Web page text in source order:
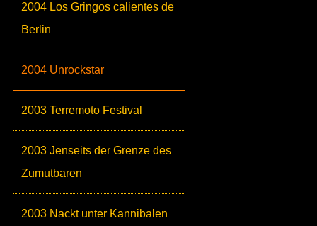
2004 Los Gringos calientes de
Berlin
2004 Unrockstar
2003 Terremoto Festival
2003 Jenseits der Grenze des
Zumutbaren
2003 Nackt unter Kannibalen